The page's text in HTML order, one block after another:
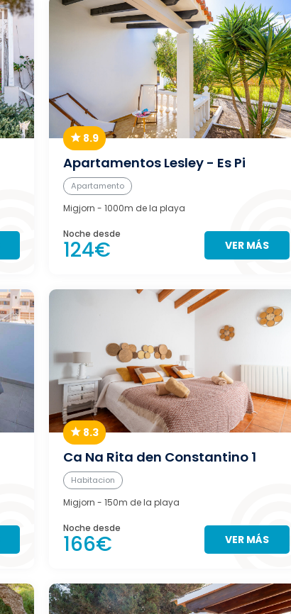
8.9
Apartamentos Lesley - Es Pi
Apartamento
Migjorn - 1000m de la playa
Noche desde
124€ VER MÁS
8.3
Ca Na Rita den Constantino 1
Habitacion
Migjorn - 150m de la playa
Noche desde
166€ VER MÁS